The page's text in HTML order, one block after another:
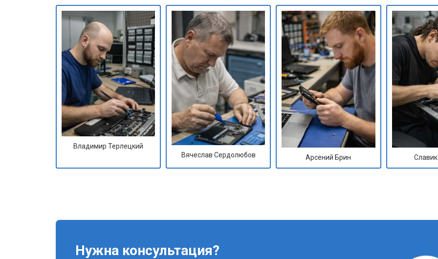
Владимир Терлецкий
Вячеслав Сердолюбов
Арсений Брин
Нужна консультация?